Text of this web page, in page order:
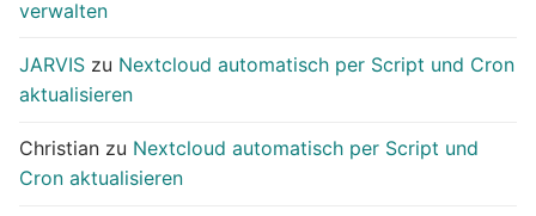
verwalten
JARVIS zu Nextcloud automatisch per Script und Cron
aktualisieren
Christian zu Nextcloud automatisch per Script und
Cron aktualisieren